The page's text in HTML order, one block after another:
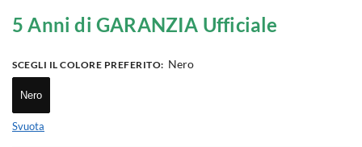
5 Anni di GARANZIA Ufficiale
SCEGLI IL COLORE PREFERITO: Nero
Nero
Svuota